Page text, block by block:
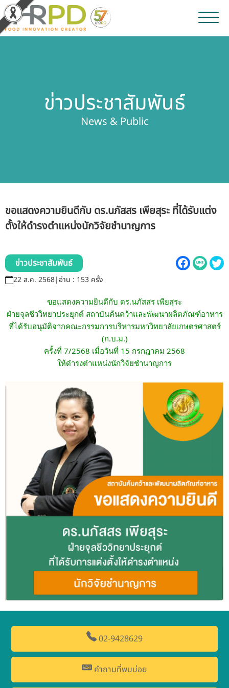
ผลิตภัณฑ์และจำหน่าย
เกี่ยวกับสถาบัน
บุคลากรสถาบัน
ระบบสารสนเทศ (ใน)
ติดต่อเรา
สายตรงผู้บริหาร
ข่าวประชาสัมพันธ์
News & Public
ขอแสดงความยินดีกับ ดร.นภัสสร เพียสุระ ที่ได้รับแต่ง
ตั้งให้ดำรงตำแหน่งนักวิจัยชำนาญการ
ข่าวประชาสัมพันธ์
22 ส.ค. 2568|อ่าน : 153 ครั้ง
ขอแสดงความยินดีกับ ดร.นภัสสร เพียสุระ
ฝ่ายจุลชีววิทยาประยุกต์ สถาบันค้นคว้าและพัฒนาผลิตภัณฑ์อาหาร
ที่ได้รับอนุมัติจากคณะกรรมการบริหารมหาวิทยาลัยเกษตรศาสตร์
(ก.บ.ม.)
ครั้งที่ 7/2568 เมื่อวันที่ 15 กรกฎาคม 2568
ให้ดำรงตำแหน่งนักวิจัยชำนาญการ
02-9428629
คำถามที่พบบ่อย